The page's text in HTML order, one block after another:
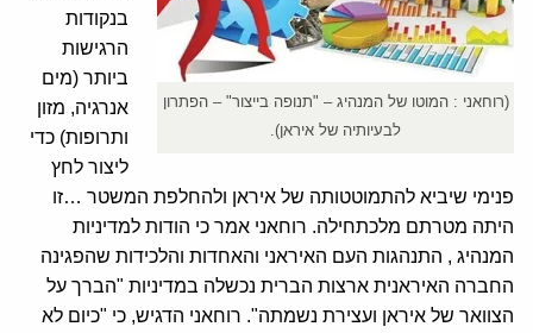
(רוחאני : המוטו של המנהיג – "תנופה בייצור" – הפתרון
לבעיותיה של איראן).
בנקודות
הרגישות
ביותר (מים
אנרגיה, מזון
ותרופות) כדי
ליצור לחץ
פנימי שיביא להתמוטטותה של איראן ולהחלפת המשטר …זו
היתה מטרתם מלכתחילה. רוחאני אמר כי הודות למדיניות
המנהיג , התנהגות העם האיראני והאחדות והלכידות שהפגינה
החברה האיראנית ארצות הברית נכשלה במדיניות "הברך על
הצוואר של איראן ועצירת נשמתה". רוחאני הדגיש, כי "כיום לא